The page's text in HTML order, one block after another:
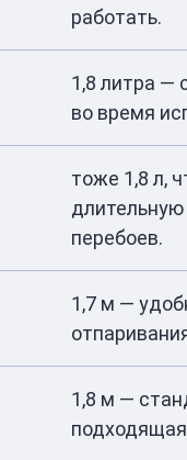
работать.
1,8 литра —
во время
тоже 1,8 л,
длительную
перебоев.
1,7 м —
1,8 м —